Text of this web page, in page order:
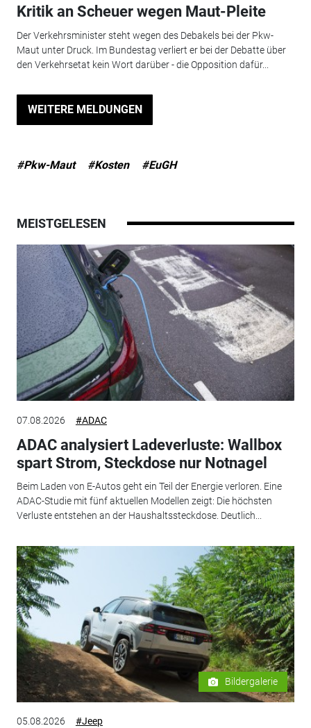
Kritik an Scheuer wegen Maut-Pleite
Der Verkehrsminister steht wegen des Debakels bei der Pkw-
Maut unter Druck. Im Bundestag verliert er bei der Debatte über
den Verkehrsetat kein Wort darüber - die Opposition dafür...
WEITERE MELDUNGEN
#Pkw-Maut #Kosten #EuGH
MEISTGELESEN
07.08.2026 #ADAC
ADAC analysiert Ladeverluste: Wallbox
spart Strom, Steckdose nur Notnagel
Beim Laden von E-Autos geht ein Teil der Energie verloren. Eine
ADAC-Studie mit fünf aktuellen Modellen zeigt: Die höchsten
Verluste entstehen an der Haushaltssteckdose. Deutlich...
Bildergalerie
05.08.2026 #Jeep